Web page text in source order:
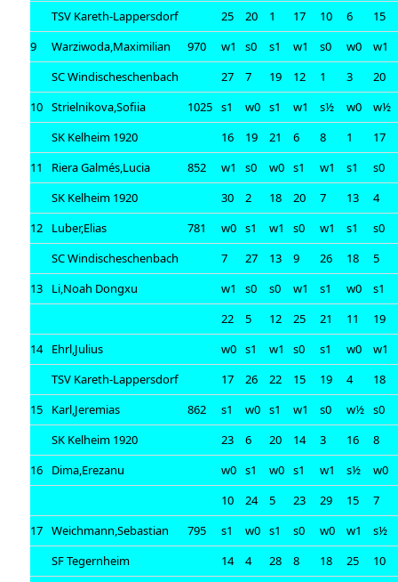
TSV Kareth-Lappersdorf
25 20 1 17 10 6
15
9
Warziwoda,Maximilian 970 w1 s0 s1 w1 s0 w0
w1
SC Windischeschenbach
27 7 19 12 1 3
20
10 Strielnikova,Sofiia 1025 s1 w0 s1 w1 s½ w0
w½
SK Kelheim 1920
16 19 21 6 8 1
17
11
Riera Galmés,Lucia 852 w1 s0 w0 s1 w1 s1
s0
SK Kelheim 1920
30 2 18 20 7 13
4
12
Luber,Elias 781 w0 s1 w1 s0 w1 s1
s0
SC Windischeschenbach
7 27 13 9 26 18
5
13
Li,Noah Dongxu w1 s0 s0 w1 s1 w0
s1
22
5 12 25 21 11
19
14
Ehrl,Julius w0 s1 w1 s0 s1 w0
w1
TSV Kareth-Lappersdorf
17 26 22 15 19 4
18
15
Karl,Jeremias 862 s1 w0 s1 w1 s0 w½ s0
SK Kelheim 1920
23 6 20 14 3 16
8
16
Dima,Erezanu w0 s1 w0 s1 w1 s½
w0
10
24 5 23 29 15
7
17 Weichmann,Sebastian 795 s1 w0 s1 s0 w0 w1
s½
SF Tegernheim
14 4 28 8 18 25
10